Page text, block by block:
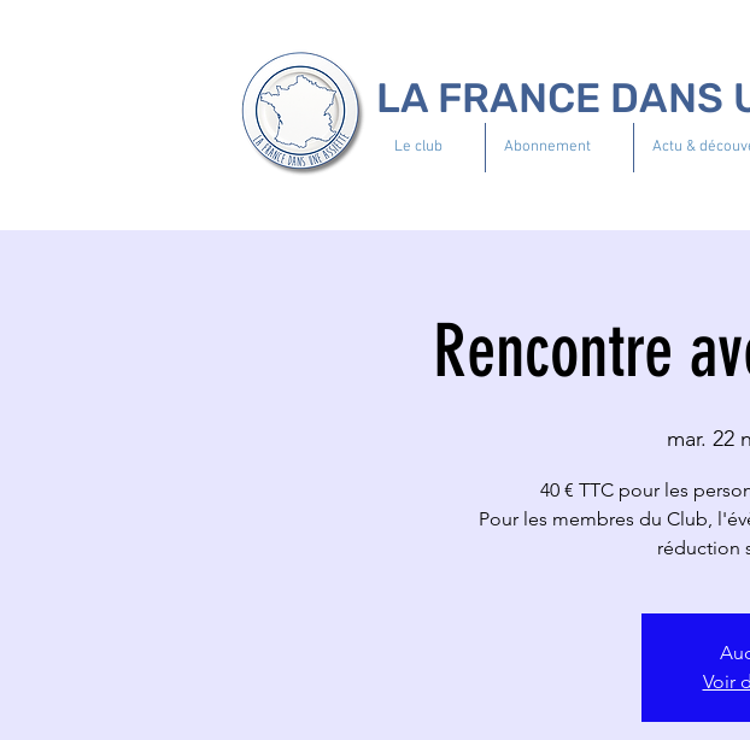
LA FRANCE DANS
Le club Abonnement Actu &
Rencontre
mar. 22
40 € TTC pour les
Pour les membres du Club,
réduction
Voir